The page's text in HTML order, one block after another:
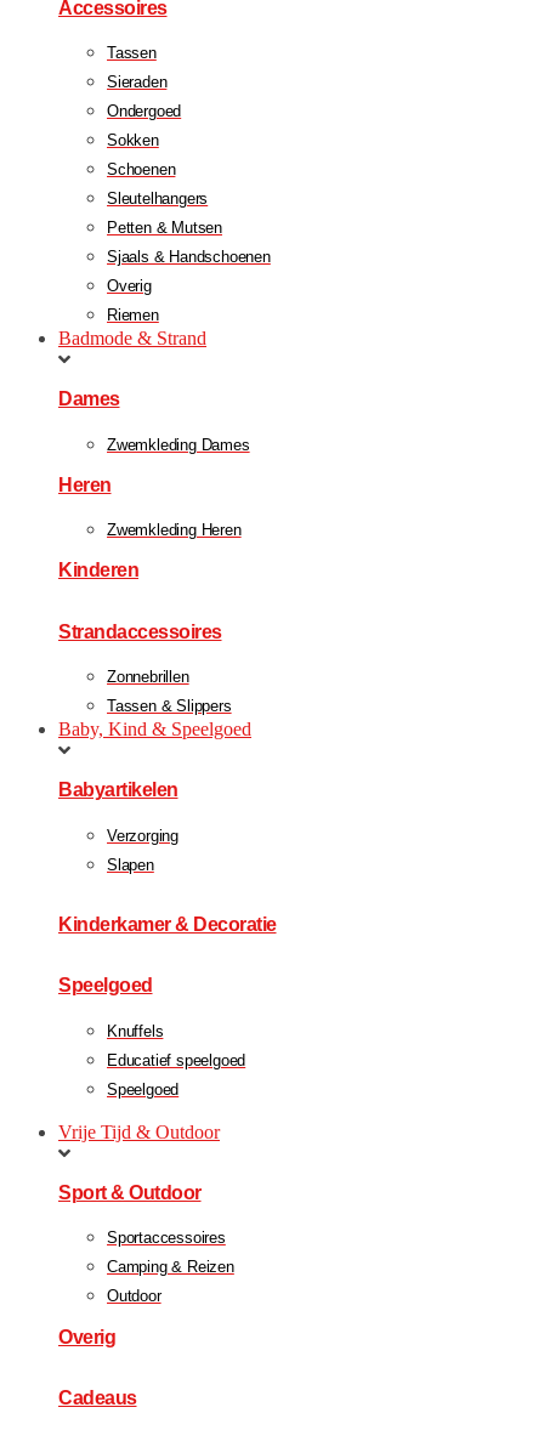
Accessoires
Tassen
Sieraden
Ondergoed
Sokken
Schoenen
Sleutelhangers
Petten & Mutsen
Sjaals & Handschoenen
Overig
Riemen
Badmode & Strand
Dames
Zwemkleding Dames
Heren
Zwemkleding Heren
Kinderen
Strandaccessoires
Zonnebrillen
Tassen & Slippers
Baby, Kind & Speelgoed
Babyartikelen
Verzorging
Slapen
Kinderkamer & Decoratie
Speelgoed
Knuffels
Educatief speelgoed
Speelgoed
Vrije Tijd & Outdoor
Sport & Outdoor
Sportaccessoires
Camping & Reizen
Outdoor
Overig
Cadeaus